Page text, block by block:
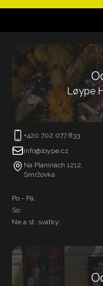
Løype
+420 702 077 833
info@loype.cz
Na Planinách 1212,
Smržovka
Po - Pá:
So:
Ne a st. svátky: